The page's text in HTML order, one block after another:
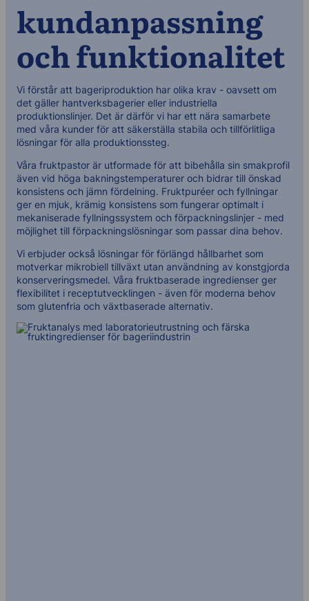
kundanpassning
och funktionalitet
Vi förstår att bageriproduktion har olika krav - oavsett om
det gäller hantverksbagerier eller industriella
produktionslinjer. Det är därför vi har ett nära samarbete
med våra kunder för att säkerställa stabila och tillförlitliga
lösningar för alla produktionssteg.
Våra fruktpastor är utformade för att bibehålla sin smakprofil
även vid höga bakningstemperaturer och bidrar till önskad
konsistens och jämn fördelning. Fruktpuréer och fyllningar
ger en mjuk, krämig konsistens som fungerar optimalt i
mekaniserade fyllningssystem och förpackningslinjer - med
möjlighet till förpackningslösningar som passar dina behov.
Vi erbjuder också lösningar för förlängd hållbarhet som
motverkar mikrobiell tillväxt utan användning av konstgjorda
konserveringsmedel. Våra fruktbaserade ingredienser ger
flexibilitet i receptutvecklingen - även för moderna behov
som glutenfria och växtbaserade alternativ.